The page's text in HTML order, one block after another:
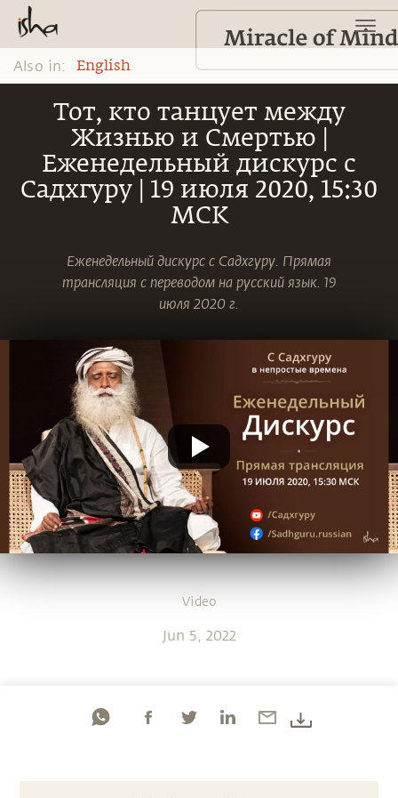
Also in: English
Тот, кто танцует между
Жизнью и Смертью |
Еженедельный дискурс с
Садхгуру | 19 июля 2020, 15:30
МСК
Еженедельный дискурс с Садхгуру. Прямая
трансляция с переводом на русский язык. 19
июля 2020 г.
Video
Jun 5, 2022